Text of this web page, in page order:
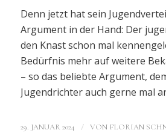
Denn jetzt hat sein
Argument in der Hand: Der
den Knast schon mal
Bedürfnis mehr auf weitere
– so das beliebte Argument,
Jugendrichter auch gerne mal
29. JANUAR 2024 / VON FLORIAN